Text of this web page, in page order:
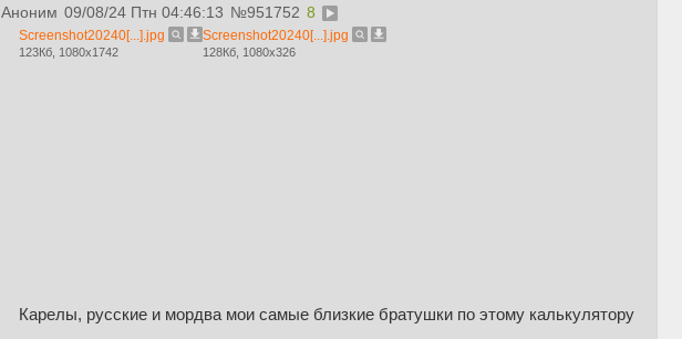
Аноним 09/08/24 Птн 04:46:13 №951752 8
Screenshot20240[...].jpg
123Кб, 1080x1742
Screenshot20240[...].jpg
128Кб, 1080x326
Карелы, русские и мордва мои самые близкие братушки по этому калькулятору